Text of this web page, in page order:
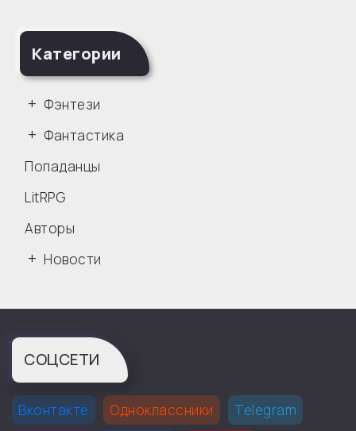
Категории
Фэнтези
Фантастика
Попаданцы
LitRPG
Авторы
Новости
СОЦСЕТИ
Вконтакте Одноклассники Telegram